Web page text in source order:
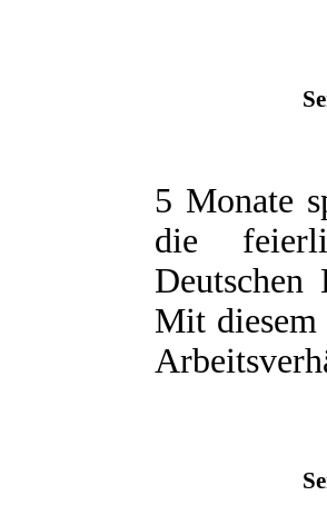
5 Monate
die
Mit diesem